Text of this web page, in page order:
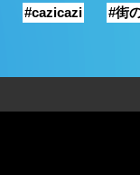
#cazicazi #街